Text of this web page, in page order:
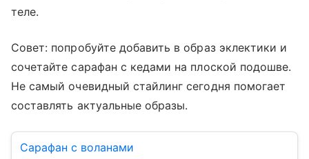
теле.
Совет: попробуйте добавить в образ эклектики и
сочетайте сарафан с кедами на плоской подошве.
Не самый очевидный стайлинг сегодня помогает
составлять актуальные образы.
Сарафан с воланами